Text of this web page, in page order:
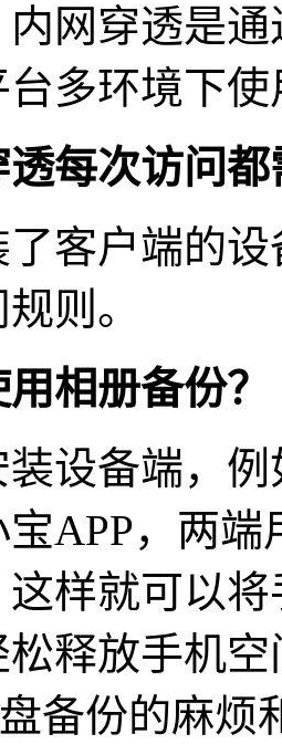
网穿透是
台多环境下
次访问都
户端的设
则。
册备份？
备端，例
APP，两
样就可以
释放手机
备份的麻烦